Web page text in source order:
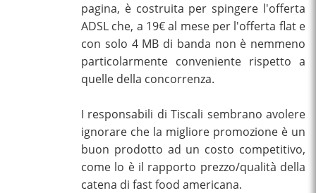
pagina, è costruita per spingere l'offerta
ADSL che, a 19€ al mese per l'offerta flat e
con solo 4 MB di banda non è nemmeno
particolarmente conveniente rispetto a
quelle della concorrenza.
I responsabili di Tiscali sembrano avolere
ignorare che la migliore promozione è un
buon prodotto ad un costo competitivo,
come lo è il rapporto prezzo/qualità della
catena di fast food americana.